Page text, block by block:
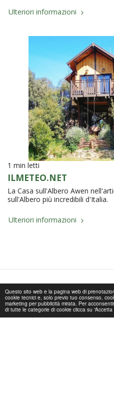
Questo sito web e la pagina web di
cookie tecnici e, solo previo tuo consenso,
marketing per pubblicità mirata. Per
di tutte le categorie di cookie clicca su “Accetta
Ulteriori informazioni
1 min letti
ILMETEO.NET
La Casa sull'Albero Awen
sull'Albero più incredibili d'Italia.
Ulteriori informazioni
CASA SULL'
HOME CASA SULL'ALBERO